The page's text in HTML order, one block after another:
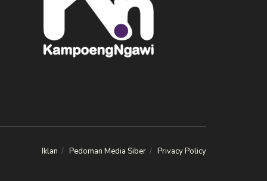
Iklan Pedoman Media Siber Privacy Policy